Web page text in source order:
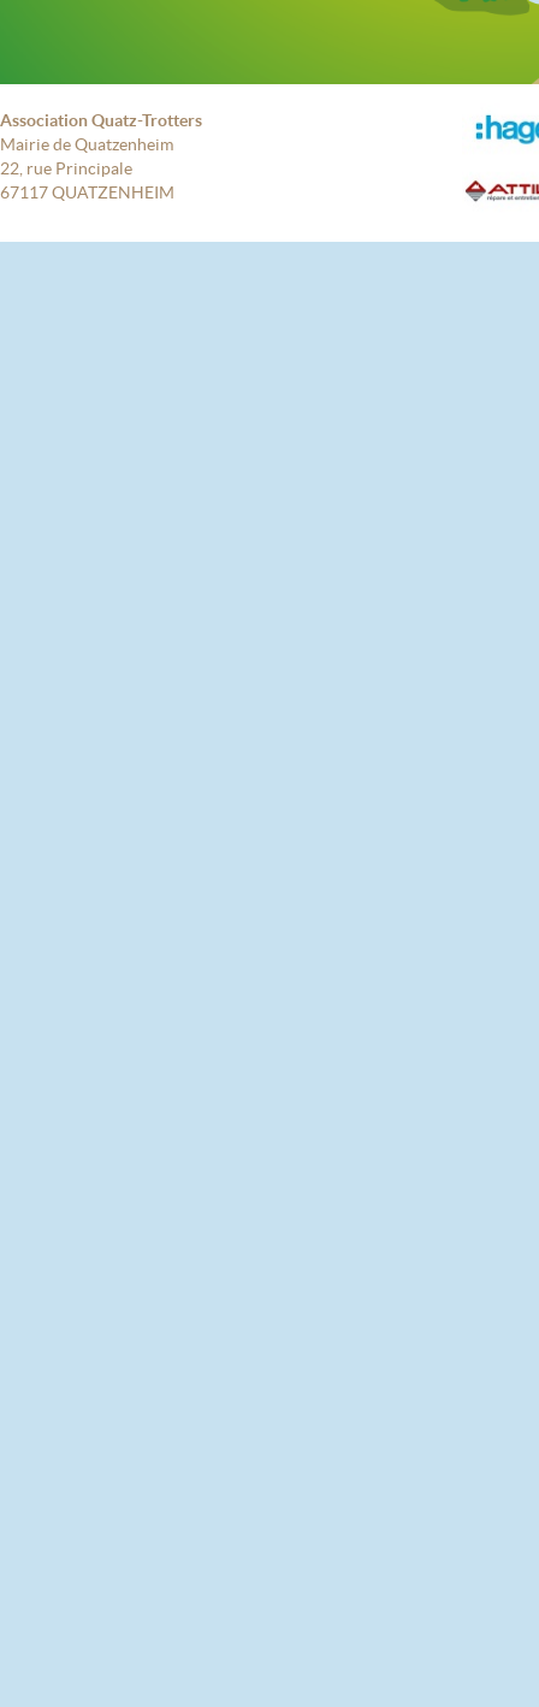
Association Quatz-Trotters
Mairie de Quatzenheim
22, rue Principale
67117 QUATZENHEIM